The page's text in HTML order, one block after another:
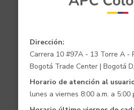
Dirección:
Carrera 10 #97A - 13 Torre A -
Bogotá Trade Center | Bogotá
Horario de atención al
lunes a viernes 8:00 a.m. a 5:00